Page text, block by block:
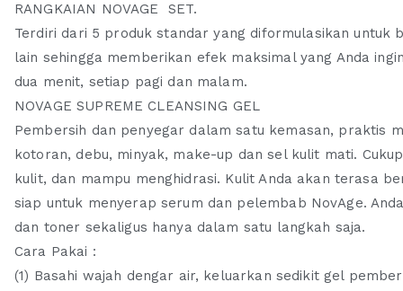
RANGKAIAN NOVAGE SET.
Terdiri dari 5 produk standar yang diformulasikan untuk
lain sehingga memberikan efek maksimal yang Anda
dua menit, setiap pagi dan malam.
NOVAGE SUPREME CLEANSING GEL
Pembersih dan penyegar dalam satu kemasan, praktis
kotoran, debu, minyak, make-up dan sel kulit mati.
kulit, dan mampu menghidrasi. Kulit Anda akan terasa
siap untuk menyerap serum dan pelembab NovAge.
dan toner sekaligus hanya dalam satu langkah saja.
Cara Pakai :
(1) Basahi wajah dengar air, keluarkan sedikit gel